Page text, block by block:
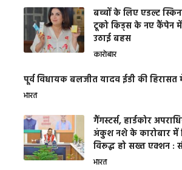
बच्चों के लिए एडल्ट
टूको किड्स के नए कैंपेन
उठाई बहस
कारोबार
पूर्व विधायक बलजीत यादव ईडी की हिरासत
भारत
गैंगस्टर्स, हार्डकोर
अंकुश नशे के कारोबार में
विरूद्ध हो सख्त एक्शन :
भारत